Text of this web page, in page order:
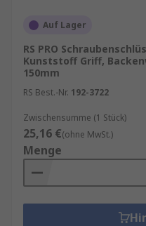
Auf Lager
RS PRO
Kunststoff Griff,
150mm
RS Best.-Nr. 192-3722
Zwischensumme (1 Stück)
25,16 €(ohne MwSt.)
Menge